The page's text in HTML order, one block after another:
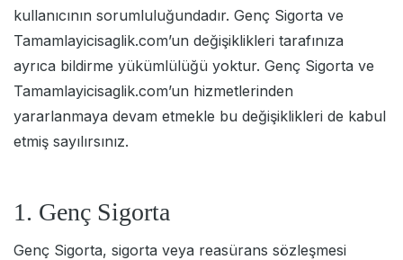
kullanıcının sorumluluğundadır. Genç Sigorta ve
Tamamlayicisaglik.com’un değişiklikleri tarafınıza
ayrıca bildirme yükümlülüğü yoktur. Genç Sigorta ve
Tamamlayicisaglik.com’un hizmetlerinden
yararlanmaya devam etmekle bu değişiklikleri de kabul
etmiş sayılırsınız.
1. Genç Sigorta
Genç Sigorta, sigorta veya reasürans sözleşmesi